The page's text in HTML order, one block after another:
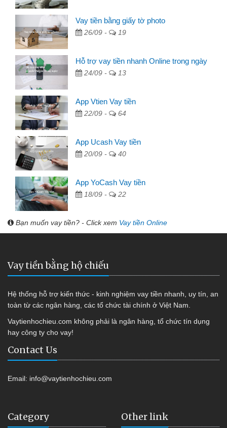
Vay tiền bằng giấy tờ photo
26/09 - 19
Hỗ trợ vay tiền nhanh Online trong ngày
24/09 - 13
App Vtien Vay tiền
22/09 - 64
App Ucash Vay tiền
20/09 - 40
App YoCash Vay tiền
18/09 - 22
Bạn muốn vay tiền? - Click xem Vay tiền Online
Vay tiền bằng hộ chiếu
Hệ thống hỗ trợ kiến thức - kinh nghiệm vay tiền nhanh, uy tín, an
toàn từ các ngân hàng, các tổ chức tài chính ở Việt Nam.
Vaytienhochieu.com không phải là ngân hàng, tổ chức tín dụng
hay công ty cho vay!
Contact Us
Email: info@vaytienhochieu.com
Category Other link